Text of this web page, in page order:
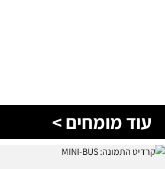
עוד מומחים >